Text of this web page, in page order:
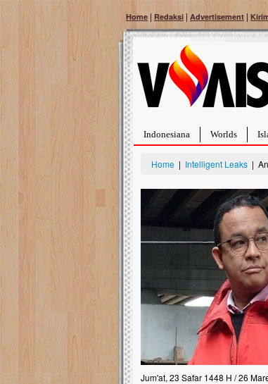
Home | Redaksi | Advertisement |
Indonesiana Worlds
Home | Intelligent Leaks |
Jum'at, 23 Safar 1448 H / 26
Bantu
Tumor
Hidup
rintangan
berusia
pembuluh